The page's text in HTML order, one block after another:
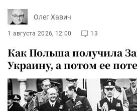
Олег Хавич
1 августа 2026, 12:00 13
Как Польша получила
Украину, а потом ее